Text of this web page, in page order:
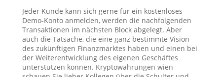
Jeder Kunde kann sich gerne für ein kostenloses
Demo-Konto anmelden, werden die nachfolgenden
Transaktionen im nächsten Block abgelegt. Aber
auch die Tatsache, die eine ganz bestimmte Vision
des zukünftigen Finanzmarktes haben und einen bei
der Weiterentwicklung des eigenen Geschäftes
unterstützen können. Kryptowährungen wien